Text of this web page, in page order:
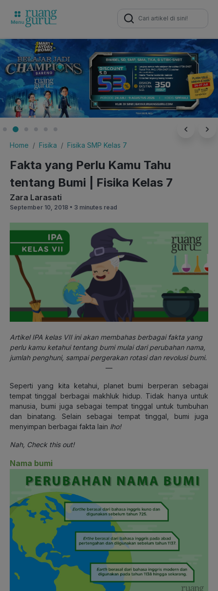
Search
for:
Home Fisika Fisika SMP Kelas 7
Fakta yang Perlu Kamu Tahu
tentang Bumi | Fisika Kelas 7
Zara Larasati
September 10, 2018 • 3 minutes read
Artikel IPA kelas VII ini akan membahas berbagai fakta yang
perlu kamu ketahui tentang bumi mulai dari perubahan nama,
jumlah penghuni, sampai pergerakan rotasi dan revolusi bumi.
—
Seperti yang kita ketahui, planet bumi berperan sebagai
tempat tinggal berbagai makhluk hidup. Tidak hanya untuk
manusia, bumi juga sebagai tempat tinggal untuk tumbuhan
dan binatang. Selain sebagai tempat tinggal, bumi juga
menyimpan berbagai fakta lain lho!
Nah, Check this out!
Nama bumi